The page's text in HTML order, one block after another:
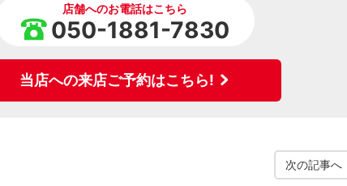
店舗へのお電話はこちら
050-1881-7830
当店への来店ご予約はこちら!
次の記事へ